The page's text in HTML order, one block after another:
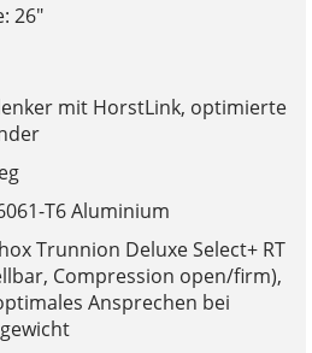
26"
mit HorstLink, optimierte
T6 Aluminium
Trunnion Deluxe Select+ RT
Compression open/firm),
Ansprechen bei